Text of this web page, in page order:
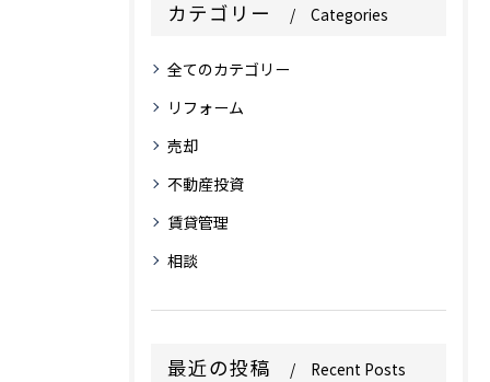
カテゴリー Categories
全てのカテゴリー
リフォーム
売却
不動産投資
賃貸管理
相談
最近の投稿 Recent Posts